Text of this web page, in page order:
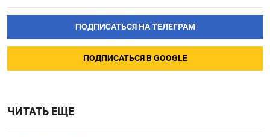
ПОДПИСАТЬСЯ НА ТЕЛЕГРАМ
ПОДПИСАТЬСЯ В GOOGLE
ЧИТАТЬ ЕЩЕ